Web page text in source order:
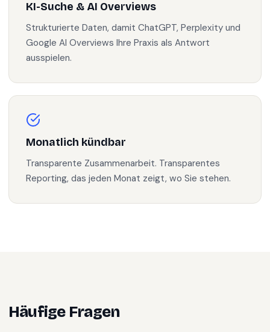
KI-Suche & AI Overviews
Strukturierte Daten, damit ChatGPT, Perplexity und
Google AI Overviews Ihre Praxis als Antwort
ausspielen.
Monatlich kündbar
Transparente Zusammenarbeit. Transparentes
Reporting, das jeden Monat zeigt, wo Sie stehen.
Häufige Fragen